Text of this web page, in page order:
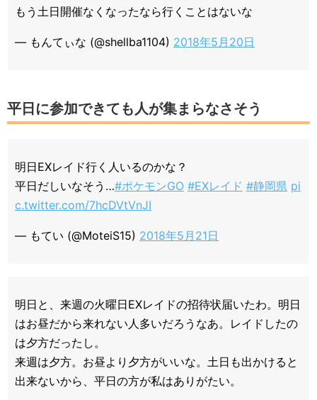
もう土日開催なくなったなら行くことはないな
— もんてぃな (@shellba1104) 2018年5月20日
平日に参加できても人が集まらなさそう
明日EXレイド行く人いるのかな？
平日だしいなそう…#ポケモンGO #EXレイド #静岡県 pi
c.twitter.com/7hcDVtVnJI
— もてい (@MoteiS15) 2018年5月21日
明日と、来週の火曜日EXレイドの招待状届いたわ。明日
はお昼だから来れない人多いだろうなあ。レイドしたの
は夕方だったし。
来週は夕方。お昼より夕方がいいな。土日も出かけると
出来ないから、平日の方が私はありがたい。